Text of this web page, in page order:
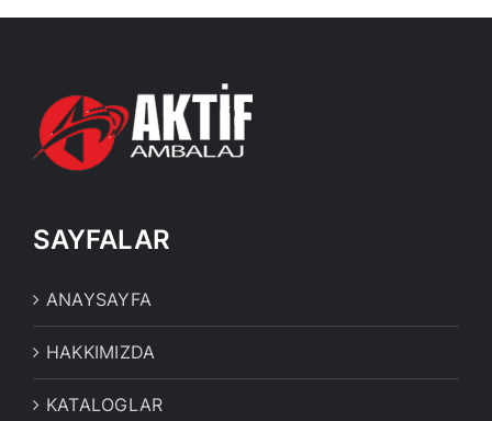
SAYFALAR
ANAYSAYFA
HAKKIMIZDA
KATALOGLAR